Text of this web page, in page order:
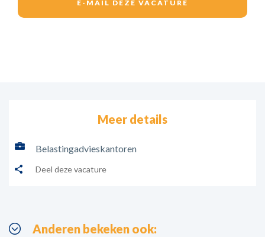
Meer details
Belastingadvieskantoren
Deel deze vacature
Anderen bekeken ook: